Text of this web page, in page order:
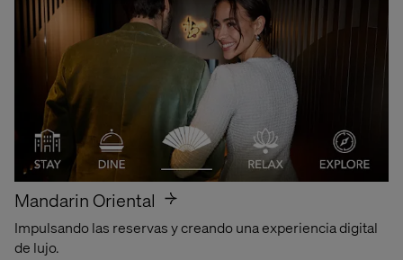
Accede al informe
Mandarin Oriental
Impulsando las reservas y creando una experiencia digital
de lujo.